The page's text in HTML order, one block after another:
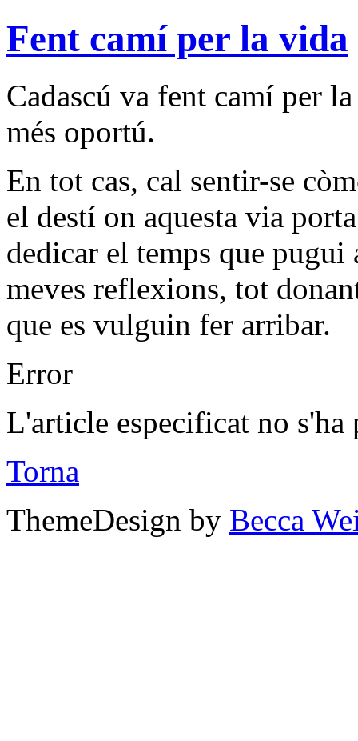
Fent camí per la vida
Cadascú va fent camí per
més oportú.
En tot cas, cal sentir-se
el destí on aquesta via
dedicar el temps que
meves reflexions, tot
que es vulguin fer arribar.
Error
L'article especificat no s'ha
Torna
ThemeDesign by Becca